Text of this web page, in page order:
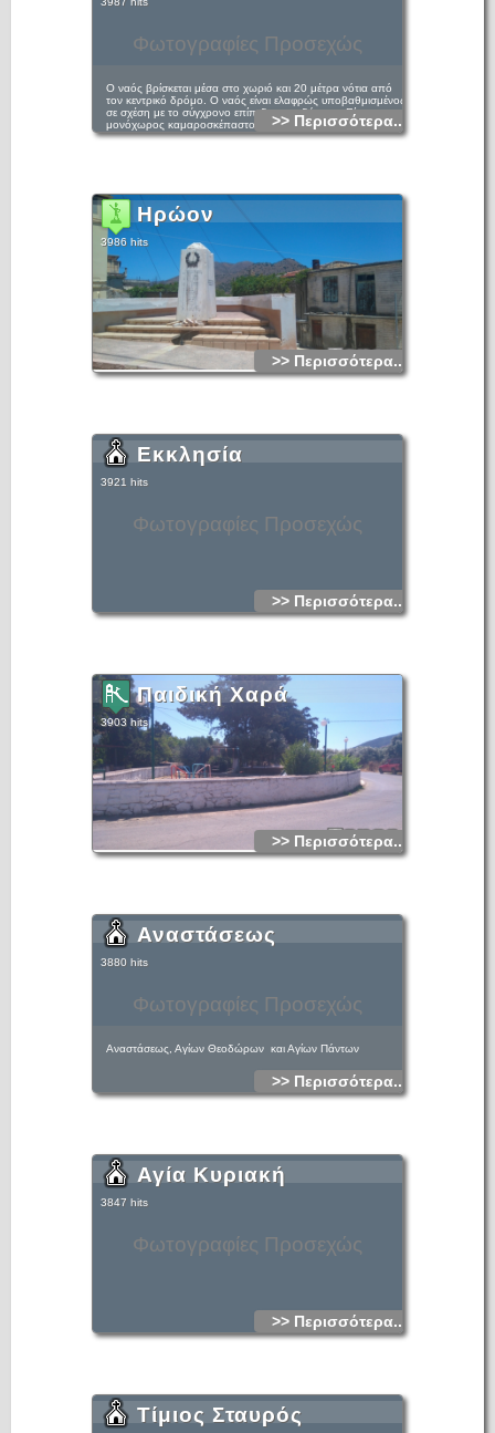
Φωτογραφίες Προσεχώς
Ο ναός βρίσκεται μέσα στο χωριό και 20 μέτρα νότια από
τον κεντρικό δρόμο. Ο ναός είναι ελαφρώς υποβαθμισμένος
σε σχέση με το σύγχρονο επίπεδο του εδάφους. Είναι
μονόχωρος καμαροσκέπαστος, με βόρεια είσοδο και φέρει
κτητορική επιγραφή με χρονολογία 1580. Η επιγραφή
ΙΕΡΕΩΣ ΙΩΣ ΜΑΝΟΥΗΛ ΤΟΥ ΑΝΩΘΕ».
>> Περισσότερα...
Ηρώον
3986 hits
>> Περισσότερα...
Φωτογραφίες Προσεχώς
Εκκλησία
3921 hits
>> Περισσότερα...
Παιδική Χαρά
3903 hits
>> Περισσότερα...
Φωτογραφίες Προσεχώς
Αναστάσεως
3880 hits
Αναστάσεως, Αγίων Θεοδώρων και Αγίων Πάντων
>> Περισσότερα...
Φωτογραφίες Προσεχώς
Αγία Κυριακή
3847 hits
>> Περισσότερα...
Τίμιος Σταυρός